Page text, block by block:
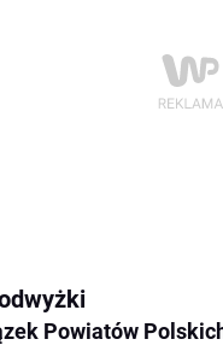
Powiatów